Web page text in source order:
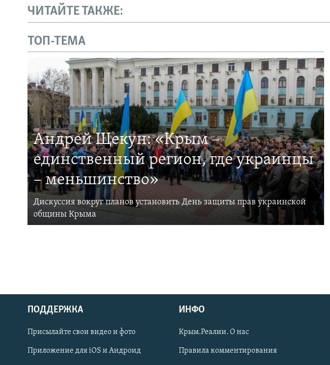
Українською
Qırımtatar
ЧИТАЙТЕ ТАКЖЕ:
ТОП-ТЕМА
Андрей Щекун: «Крым –
единственный регион, где украинцы
– меньшинство»
Дискуссия вокруг планов установить День защиты прав украинской
общины Крыма
ПОДДЕРЖКА
Присылайте свои видео и фото
Приложение для iOS и Андроид
ИНФО
Крым.Реалии. О нас
Правила комментирования